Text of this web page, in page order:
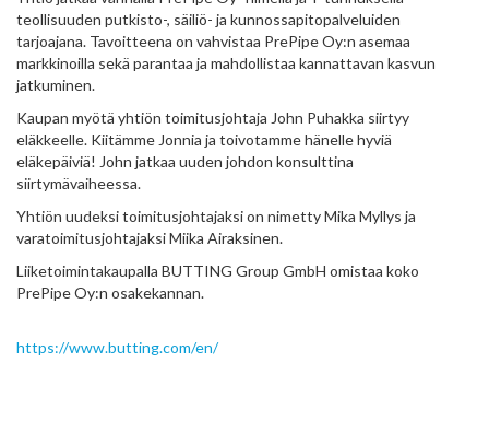
teollisuuden putkisto-, säiliö- ja kunnossapitopalveluiden
tarjoajana. Tavoitteena on vahvistaa PrePipe Oy:n asemaa
markkinoilla sekä parantaa ja mahdollistaa kannattavan kasvun
jatkuminen.
Kaupan myötä yhtiön toimitusjohtaja John Puhakka siirtyy
eläkkeelle. Kiitämme Jonnia ja toivotamme hänelle hyviä
eläkepäiviä! John jatkaa uuden johdon konsulttina
siirtymävaiheessa.
Yhtiön uudeksi toimitusjohtajaksi on nimetty Mika Myllys ja
varatoimitusjohtajaksi Miika Airaksinen.
Liiketoimintakaupalla BUTTING Group GmbH omistaa koko
PrePipe Oy:n osakekannan.
https://www.butting.com/en/